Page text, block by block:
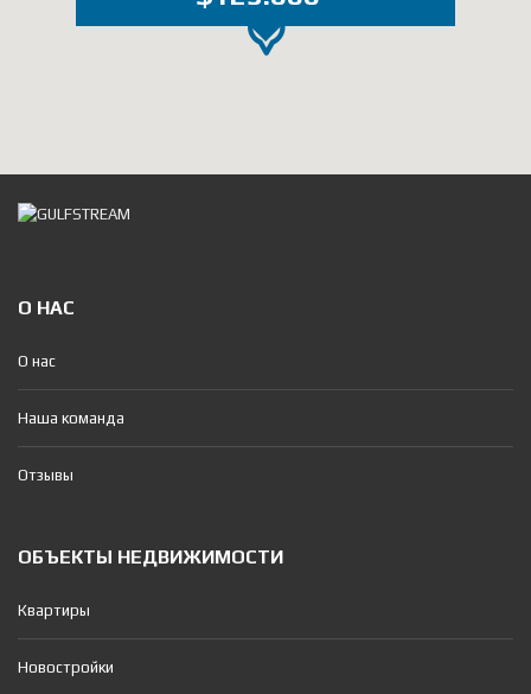
О НАС
О нас
Наша команда
Отзывы
ОБЪЕКТЫ НЕДВИЖИМОСТИ
Квартиры
Новостройки